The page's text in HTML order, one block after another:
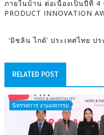
ภายในบ้าน ต่อเนื่องเป็นปีที่ 4
PRODUCT INNOVATION
‘มิชลิน ไกด์’ ประเทศไทย
RELATED POST
นิทรรศการ งานมหกรรม